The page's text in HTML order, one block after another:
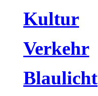
Kultur
Verkehr
Blaulicht